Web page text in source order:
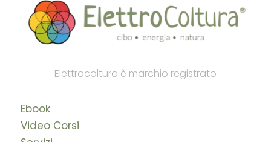
Elettrocoltura è marchio registrato
Ebook
Video Corsi